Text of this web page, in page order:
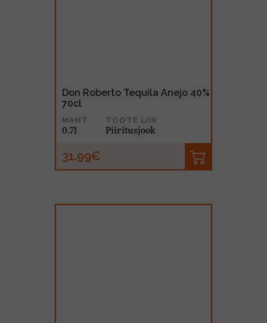
Don Roberto Tequila Anejo 40%
70cl
MAHT
0.7l
TOOTE LIIK
Piiritusjook
31.99€